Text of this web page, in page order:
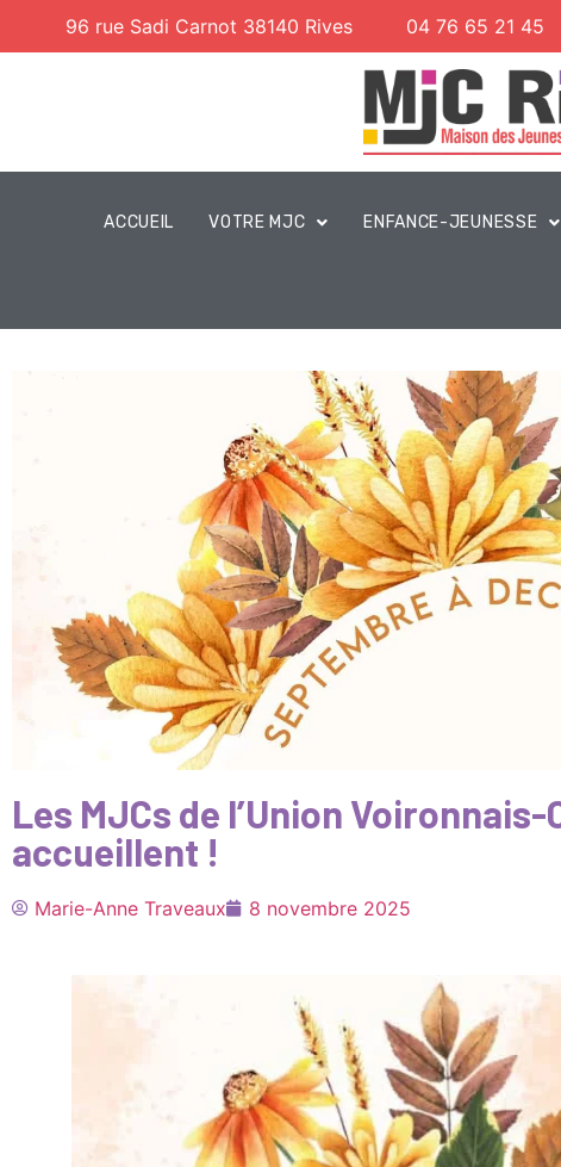
96 rue Sadi Carnot 38140 Rives 04 76 65 21 45
ACCUEIL VOTRE MJC ENFANCE-JEUNESSE
Les MJCs de l’Union
accueillent !
Marie-Anne Traveaux 8 novembre 2025